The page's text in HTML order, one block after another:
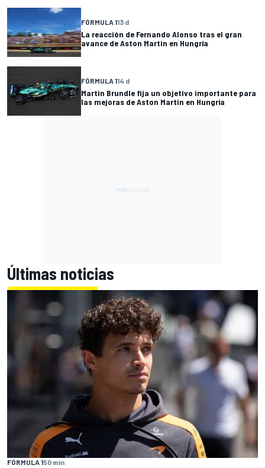
FÓRMULA 113 d
La reacción de Fernando Alonso tras el gran
avance de Aston Martin en Hungría
FÓRMULA 114 d
Martin Brundle fija un objetivo importante para
las mejoras de Aston Martin en Hungría
Últimas noticias
FÓRMULA 150 min